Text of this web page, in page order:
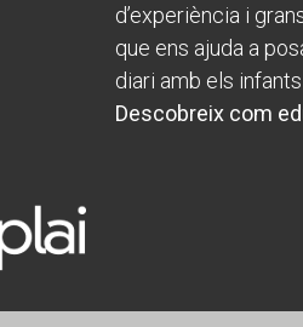
d’experiència i
que ens ajuda a
diari amb els infants
Descobreix com